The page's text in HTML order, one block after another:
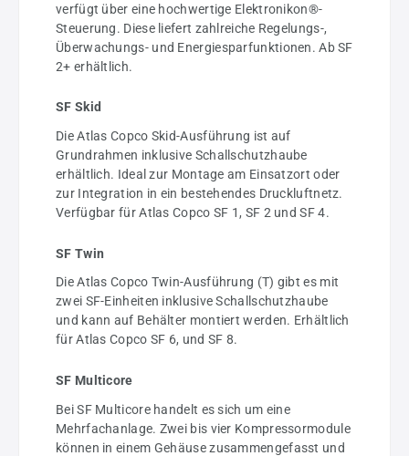
verfügt über eine hochwertige Elektronikon®-
Steuerung. Diese liefert zahlreiche Regelungs-,
Überwachungs- und Energiesparfunktionen. Ab SF
2+ erhältlich.
SF Skid
Die Atlas Copco Skid-Ausführung ist auf
Grundrahmen inklusive Schallschutzhaube
erhältlich. Ideal zur Montage am Einsatzort oder
zur Integration in ein bestehendes Druckluftnetz.
Verfügbar für Atlas Copco SF 1, SF 2 und SF 4.
SF Twin
Die Atlas Copco Twin-Ausführung (T) gibt es mit
zwei SF-Einheiten inklusive Schallschutzhaube
und kann auf Behälter montiert werden. Erhältlich
für Atlas Copco SF 6, und SF 8.
SF Multicore
Bei SF Multicore handelt es sich um eine
Mehrfachanlage. Zwei bis vier Kompressormodule
können in einem Gehäuse zusammengefasst und